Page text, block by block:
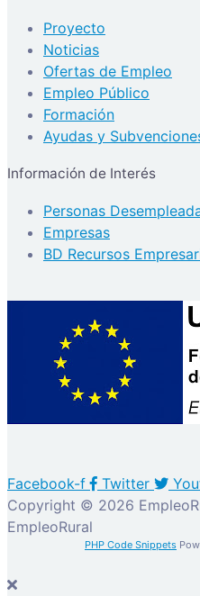
Proyecto
Noticias
Ofertas de Empleo
Empleo Público
Formación
Ayudas y
Información de Interés
Personas
Empresas
BD Recursos
Facebook-f Twitter
Copyright © 2026
EmpleoRural
PHP Code Snippets